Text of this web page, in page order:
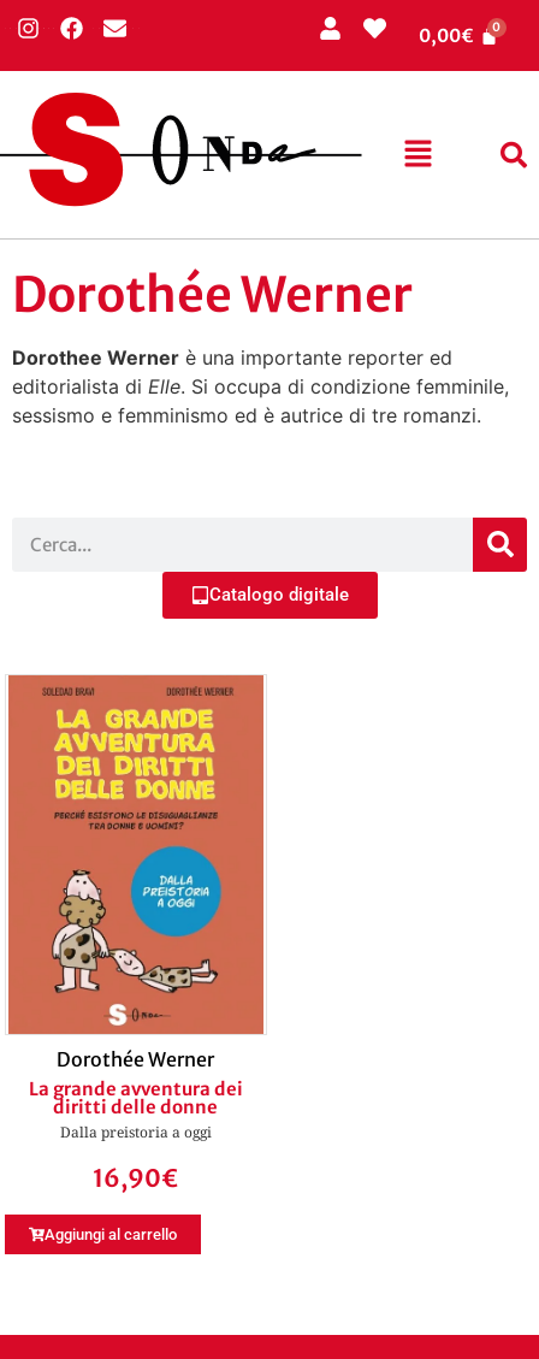
0,00€
Dorothée Werner
Dorothee Werner è una importante reporter ed
editorialista di Elle. Si occupa di condizione femminile,
sessismo e femminismo ed è autrice di tre romanzi.
Catalogo digitale
Dorothée Werner
La grande avventura dei
diritti delle donne
Dalla preistoria a oggi
16,90€
Aggiungi al carrello